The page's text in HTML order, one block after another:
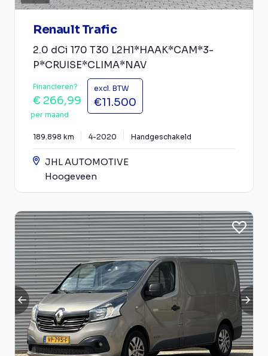
Renault Trafic
2.0 dCi 170 T30 L2H1*HAAK*CAM*3-
P*CRUISE*CLIMA*NAV
Financieren?
€ 266,99
per maand
excl. BTW
€11.500
189.898 km 4-2020 Handgeschakeld
JHL AUTOMOTIVE
Hoogeveen